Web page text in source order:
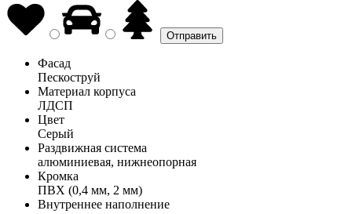
Фасад
Пескоструй
Материал корпуса
ЛДСП
Цвет
Серый
Раздвижная система
алюминиевая, нижнеопорная
Кромка
ПВХ (0,4 мм, 2 мм)
Внутреннее наполнение